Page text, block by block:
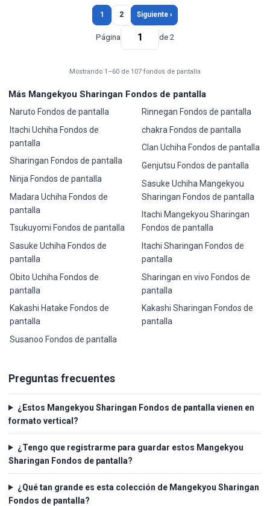
1 2 Siguiente ›
Página de 2
Mostrando 1–60 de 107 fondos de pantalla
Más Mangekyou Sharingan Fondos de pantalla
Naruto Fondos de pantalla
Itachi Uchiha Fondos de
pantalla
Sharingan Fondos de pantalla
Ninja Fondos de pantalla
Madara Uchiha Fondos de
pantalla
Tsukuyomi Fondos de pantalla
Sasuke Uchiha Fondos de
pantalla
Obito Uchiha Fondos de
pantalla
Kakashi Hatake Fondos de
pantalla
Susanoo Fondos de pantalla
Rinnegan Fondos de pantalla
chakra Fondos de pantalla
Clan Uchiha Fondos de pantalla
Genjutsu Fondos de pantalla
Sasuke Uchiha Mangekyou
Sharingan Fondos de pantalla
Itachi Mangekyou Sharingan
Fondos de pantalla
Itachi Sharingan Fondos de
pantalla
Sharingan en vivo Fondos de
pantalla
Kakashi Sharingan Fondos de
pantalla
Preguntas frecuentes
¿Estos Mangekyou Sharingan Fondos de pantalla vienen en
formato vertical?
¿Tengo que registrarme para guardar estos Mangekyou
Sharingan Fondos de pantalla?
¿Qué tan grande es esta colección de Mangekyou Sharingan
Fondos de pantalla?